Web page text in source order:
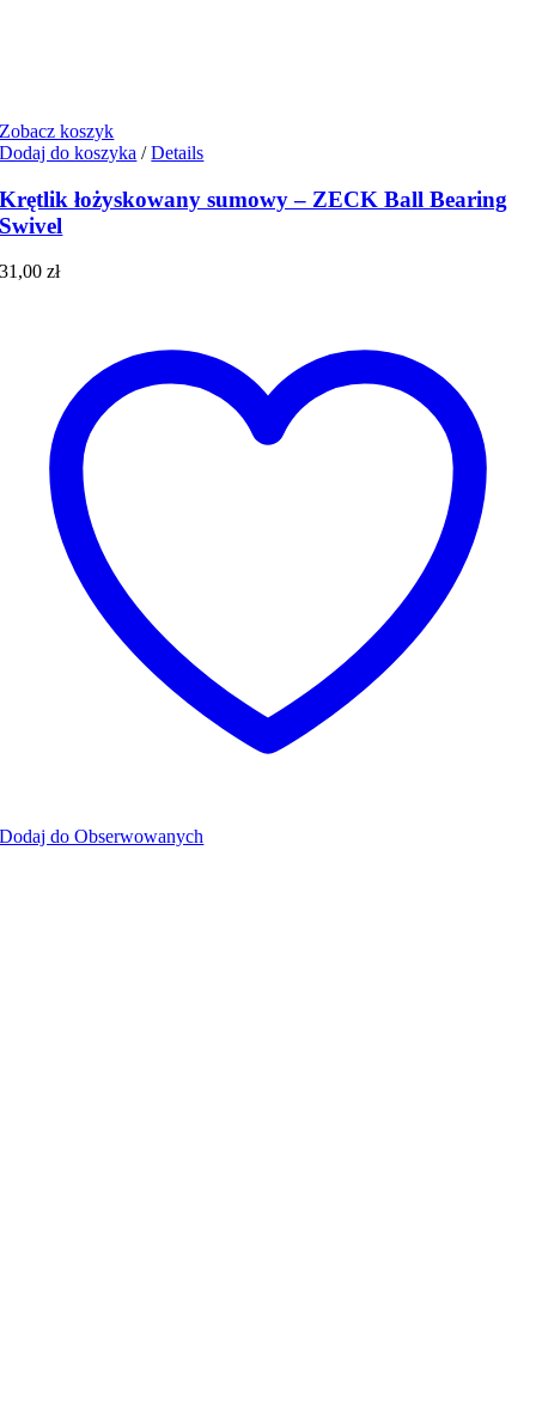
Zobacz koszyk
Dodaj do koszyka / Details
Krętlik łożyskowany sumowy – ZECK Ball Bearing
Swivel
31,00zł
Dodaj do Obserwowanych